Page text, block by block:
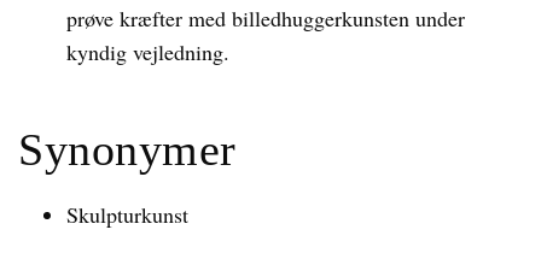
prøve kræfter med billedhuggerkunsten under
kyndig vejledning.
Synonymer
Skulpturkunst